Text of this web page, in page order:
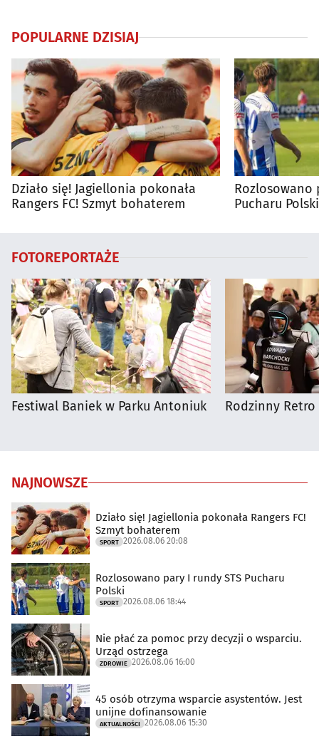
POPULARNE DZISIAJ
Działo się! Jagiellonia pokonała
Rangers FC! Szmyt bohaterem
Rozlosowano
Pucharu Polski
FOTOREPORTAŻE
Festiwal Baniek w Parku Antoniuk Rodzinny Retro
NAJNOWSZE
Działo się! Jagiellonia pokonała Rangers FC!
Szmyt bohaterem
SPORT 2026.08.06 20:08
Rozlosowano pary I rundy STS Pucharu
Polski
SPORT 2026.08.06 18:44
Nie płać za pomoc przy decyzji o wsparciu.
Urząd ostrzega
ZDROWIE 2026.08.06 16:00
45 osób otrzyma wsparcie asystentów. Jest
unijne dofinansowanie
AKTUALNOŚCI 2026.08.06 15:30